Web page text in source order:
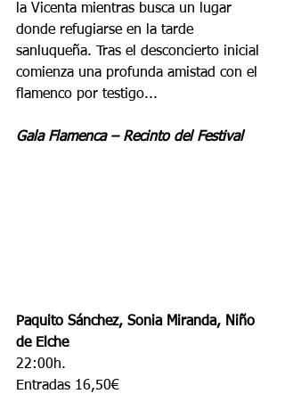
la Vicenta mientras busca un lugar
donde refugiarse en la tarde
sanluqueña. Tras el desconcierto inicial
comienza una profunda amistad con el
flamenco por testigo...
Gala Flamenca – Recinto del Festival
Paquito Sánchez, Sonia Miranda, Niño
de Elche
22:00h.
Entradas 16,50€